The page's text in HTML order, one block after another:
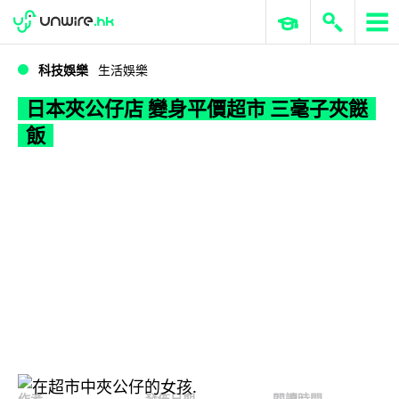
日本夾公仔店 變身平價超市 三毫子夾餸飯
WWDC 2026 ERP 與商業 AI
科技娛樂 生活娛樂
日本夾公仔店 變身平價超市 三毫子夾餸
飯